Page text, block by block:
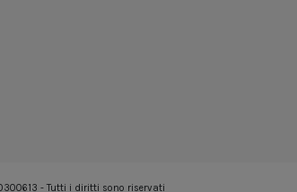
- Tutti i diritti sono riservati